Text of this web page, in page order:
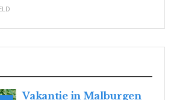
Vakantie in Malburgen